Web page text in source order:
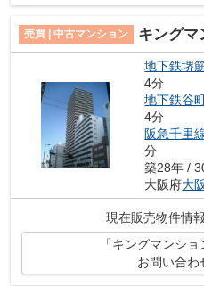
売買 | 中古マンション キング
地下鉄堺
4分
地下鉄谷
4分
阪急千里
分
築28年 /
大阪府大
現在販売物件情
「キングマンシ
お問い合わ